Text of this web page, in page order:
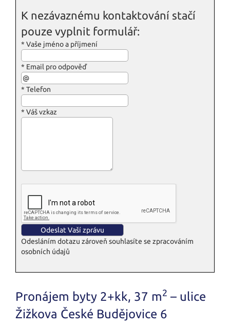
K nezávaznému kontaktování stačí
pouze vyplnit formulář:
* Vaše jméno a příjmení
* Email pro odpověď
* Telefon
* Váš vzkaz
Odesláním dotazu zároveň souhlasíte se zpracováním
osobních údajů
Pronájem byty 2+kk, 37 m2 – ulice
Žižkova České Budějovice 6